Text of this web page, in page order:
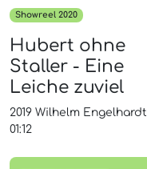
Showreel 2020
Hubert ohne
Staller - Eine
Leiche zuviel
2019 Wilhelm Engelhardt
01:12